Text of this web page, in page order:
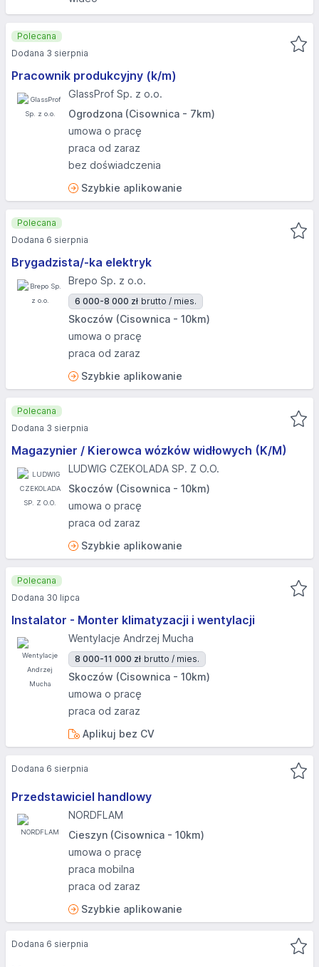
Pracownik produkcyjny (k/m)
GlassProf Sp. z o.o.
Ogrodzona (Cisownica - 7km)
umowa o pracę
praca od zaraz
bez doświadczenia
Szybkie aplikowanie
Polecana
Dodana 3 sierpnia
Brygadzista/-ka elektryk
Brepo Sp. z o.o.
6 000-8 000 zł brutto / mies.
Skoczów (Cisownica - 10km)
umowa o pracę
praca od zaraz
Szybkie aplikowanie
Polecana
Dodana 6 sierpnia
Magazynier / Kierowca wózków widłowych (K/M)
LUDWIG CZEKOLADA SP. Z O.O.
Skoczów (Cisownica - 10km)
umowa o pracę
praca od zaraz
Szybkie aplikowanie
Polecana
Dodana 3 sierpnia
Instalator - Monter klimatyzacji i wentylacji
Wentylacje Andrzej Mucha
8 000-11 000 zł brutto / mies.
Skoczów (Cisownica - 10km)
umowa o pracę
praca od zaraz
Aplikuj bez CV
Polecana
Dodana 30 lipca
Przedstawiciel handlowy
NORDFLAM
Cieszyn (Cisownica - 10km)
umowa o pracę
praca mobilna
praca od zaraz
Szybkie aplikowanie
Dodana 6 sierpnia
Dodana 6 sierpnia